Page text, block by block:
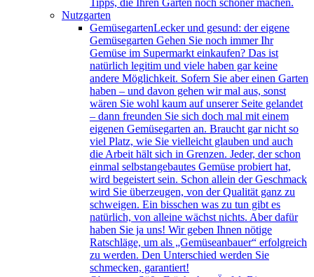
Tipps, die Ihren Garten noch schöner machen.
Nutzgarten
GemüsegartenLecker und gesund: der eigene
Gemüsegarten Gehen Sie noch immer Ihr
Gemüse im Supermarkt einkaufen? Das ist
natürlich legitim und viele haben gar keine
andere Möglichkeit. Sofern Sie aber einen Garten
haben – und davon gehen wir mal aus, sonst
wären Sie wohl kaum auf unserer Seite gelandet
– dann freunden Sie sich doch mal mit einem
eigenen Gemüsegarten an. Braucht gar nicht so
viel Platz, wie Sie vielleicht glauben und auch
die Arbeit hält sich in Grenzen. Jeder, der schon
einmal selbstangebautes Gemüse probiert hat,
wird begeistert sein. Schon allein der Geschmack
wird Sie überzeugen, von der Qualität ganz zu
schweigen. Ein bisschen was zu tun gibt es
natürlich, von alleine wächst nichts. Aber dafür
haben Sie ja uns! Wir geben Ihnen nötige
Ratschläge, um als „Gemüseanbauer“ erfolgreich
zu werden. Den Unterschied werden Sie
schmecken, garantiert!